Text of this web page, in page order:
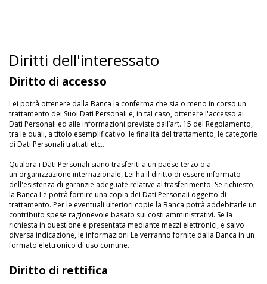
Diritti dell'interessato
Diritto di accesso
Lei potrà ottenere dalla Banca la conferma che sia o meno in corso un
trattamento dei Suoi Dati Personali e, in tal caso, ottenere l'accesso ai
Dati Personali ed alle informazioni previste dall’art. 15 del Regolamento,
tra le quali, a titolo esemplificativo: le finalità del trattamento, le categorie
di Dati Personali trattati etc…
Qualora i Dati Personali siano trasferiti a un paese terzo o a
un'organizzazione internazionale, Lei ha il diritto di essere informato
dell'esistenza di garanzie adeguate relative al trasferimento. Se richiesto,
la Banca Le potrà fornire una copia dei Dati Personali oggetto di
trattamento. Per le eventuali ulteriori copie la Banca potrà addebitarle un
contributo spese ragionevole basato sui costi amministrativi. Se la
richiesta in questione è presentata mediante mezzi elettronici, e salvo
diversa indicazione, le informazioni Le verranno fornite dalla Banca in un
formato elettronico di uso comune.
Diritto di rettifica